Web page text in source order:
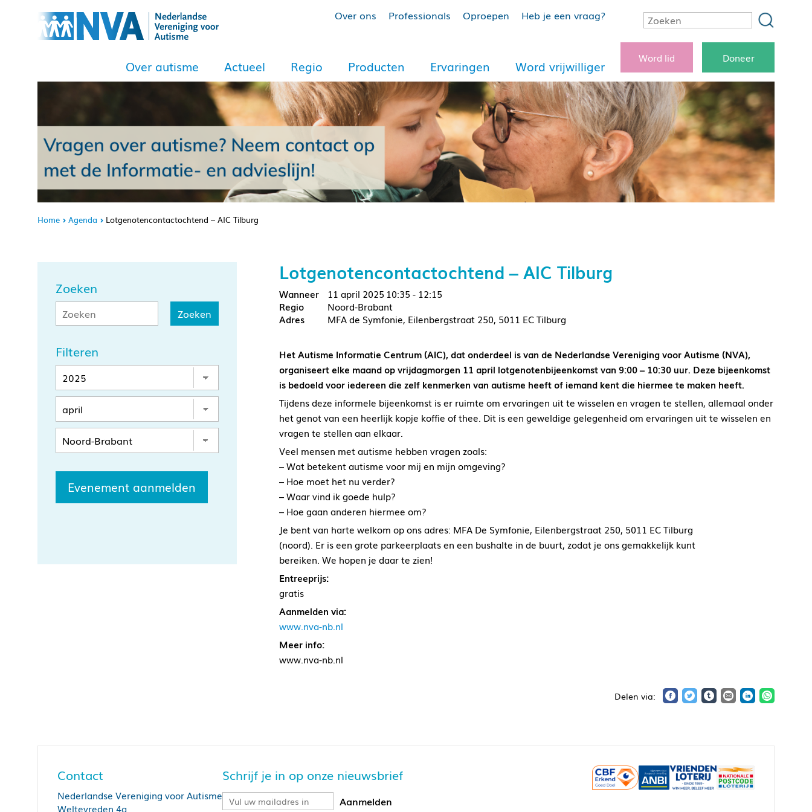
Over ons Professionals Oproepen Heb je een vraag?
Over autisme Actueel Regio Producten Ervaringen Word vrijwilliger
Word lid Doneer
Home Agenda Lotgenotencontactochtend – AIC Tilburg
Zoeken
Filteren
Evenement aanmelden
Lotgenotencontactochtend – AIC Tilburg
11 april 2025 10:35 - 12:15
Noord-Brabant
MFA de Symfonie, Eilenbergstraat 250, 5011 EC Tilburg
Het Autisme Informatie Centrum (AIC), dat onderdeel is van de Nederlandse Vereniging voor Autisme (NVA),
organiseert elke maand op vrijdagmorgen 11 april lotgenotenbijeenkomst van 9:00 – 10:30 uur. Deze bijeenkomst
is bedoeld voor iedereen die zelf kenmerken van autisme heeft of iemand kent die hiermee te maken heeft.
Tijdens deze informele bijeenkomst is er ruimte om ervaringen uit te wisselen en vragen te stellen, allemaal onder
het genot van een heerlijk kopje koffie of thee. Dit is een geweldige gelegenheid om ervaringen uit te wisselen en
vragen te stellen aan elkaar.
Veel mensen met autisme hebben vragen zoals:
– Wat betekent autisme voor mij en mijn omgeving?
– Hoe moet het nu verder?
– Waar vind ik goede hulp?
– Hoe gaan anderen hiermee om?
Je bent van harte welkom op ons adres: MFA De Symfonie, Eilenbergstraat 250, 5011 EC Tilburg
(noord). Er is een grote parkeerplaats en een bushalte in de buurt, zodat je ons gemakkelijk kunt
bereiken. We hopen je daar te zien!
Entreeprijs:
gratis
Aanmelden via:
www.nva-nb.nl
Meer info:
www.nva-nb.nl
Contact
Nederlandse Vereniging voor Autisme
Weltevreden 4a
Schrijf je in op onze nieuwsbrief